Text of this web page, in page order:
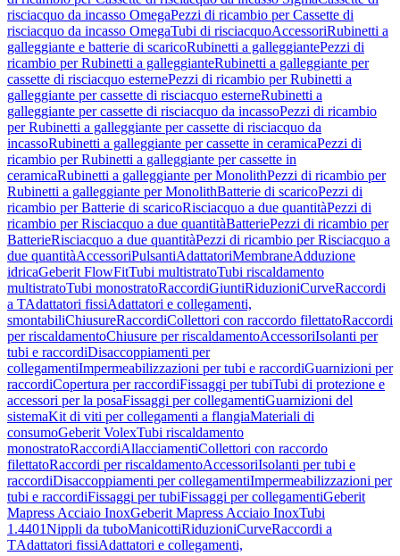
risciacquo da incasso OmegaPezzi di ricambio per Cassette di
risciacquo da incasso OmegaTubi di risciacquoAccessoriRubinetti a
galleggiante e batterie di scaricoRubinetti a galleggiantePezzi di
ricambio per Rubinetti a galleggianteRubinetti a galleggiante per
cassette di risciacquo esternePezzi di ricambio per Rubinetti a
galleggiante per cassette di risciacquo esterneRubinetti a
galleggiante per cassette di risciacquo da incassoPezzi di ricambio
per Rubinetti a galleggiante per cassette di risciacquo da
incassoRubinetti a galleggiante per cassette in ceramicaPezzi di
ricambio per Rubinetti a galleggiante per cassette in
ceramicaRubinetti a galleggiante per MonolithPezzi di ricambio per
Rubinetti a galleggiante per MonolithBatterie di scaricoPezzi di
ricambio per Batterie di scaricoRisciacquo a due quantitàPezzi di
ricambio per Risciacquo a due quantitàBatteriePezzi di ricambio per
BatterieRisciacquo a due quantitàPezzi di ricambio per Risciacquo a
due quantitàAccessoriPulsantiAdattatoriMembraneAdduzione
idricaGeberit FlowFitTubi multistratoTubi riscaldamento
multistratoTubi monostratoRaccordiGiuntiRiduzioniCurveRaccordi
a TAdattatori fissiAdattatori e collegamenti,
smontabiliChiusureRaccordiCollettori con raccordo filettatoRaccordi
per riscaldamentoChiusure per riscaldamentoAccessoriIsolanti per
tubi e raccordiDisaccoppiamenti per
collegamentiImpermeabilizzazioni per tubi e raccordiGuarnizioni per
raccordiCopertura per raccordiFissaggi per tubiTubi di protezione e
accessori per la posaFissaggi per collegamentiGuarnizioni del
sistemaKit di viti per collegamenti a flangiaMateriali di
consumoGeberit VolexTubi riscaldamento
monostratoRaccordiAllacciamentiCollettori con raccordo
filettatoRaccordi per riscaldamentoAccessoriIsolanti per tubi e
raccordiDisaccoppiamenti per collegamentiImpermeabilizzazioni per
tubi e raccordiFissaggi per tubiFissaggi per collegamentiGeberit
Mapress Acciaio InoxGeberit Mapress Acciaio InoxTubi
1.4401Nippli da tuboManicottiRiduzioniCurveRaccordi a
TAdattatori fissiAdattatori e collegamenti,